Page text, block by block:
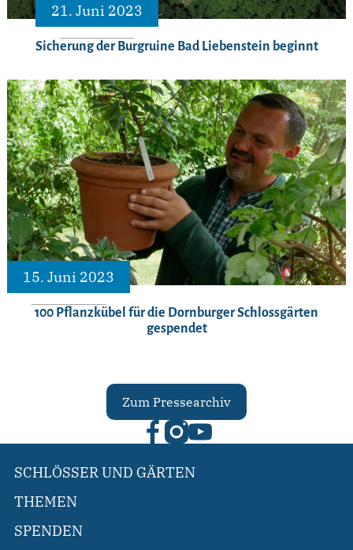
21. Juni 2023
Sicherung der Burgruine Bad Liebenstein beginnt
15. Juni 2023
100 Pflanzkübel für die Dornburger Schlossgärten
gespendet
Zum Pressearchiv
SCHLÖSSER UND GÄRTEN
THEMEN
SPENDEN